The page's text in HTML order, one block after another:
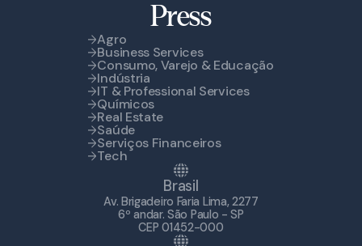
Press
Agro
Business Services
Consumo, Varejo & Educação
Indústria
IT & Professional Services
Químicos
Real Estate
Saúde
Serviços Financeiros
Tech
Brasil
Av. Brigadeiro Faria Lima, 2277
6º andar. São Paulo - SP
CEP 01452-000